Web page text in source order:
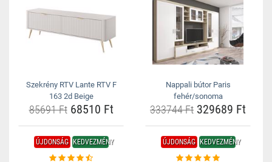
Szekrény RTV Lante RTV F
163 2d Beige
85691 Ft68510 Ft
Nappali bútor Paris
fehér/sonoma
333744 Ft 329689 Ft
ÚJDONSÁG KEDVEZMÉNY ÚJDONSÁG KEDVEZMÉNY